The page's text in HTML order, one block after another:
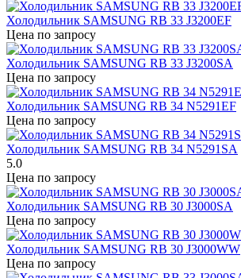
Холодильник SAMSUNG RB 33 J3200EF
Цена по запросу
Холодильник SAMSUNG RB 33 J3200SA
Цена по запросу
Холодильник SAMSUNG RB 34 N5291EF
Цена по запросу
Холодильник SAMSUNG RB 34 N5291SA
5.0
Цена по запросу
Холодильник SAMSUNG RB 30 J3000SA
Цена по запросу
Холодильник SAMSUNG RB 30 J3000WW
Цена по запросу